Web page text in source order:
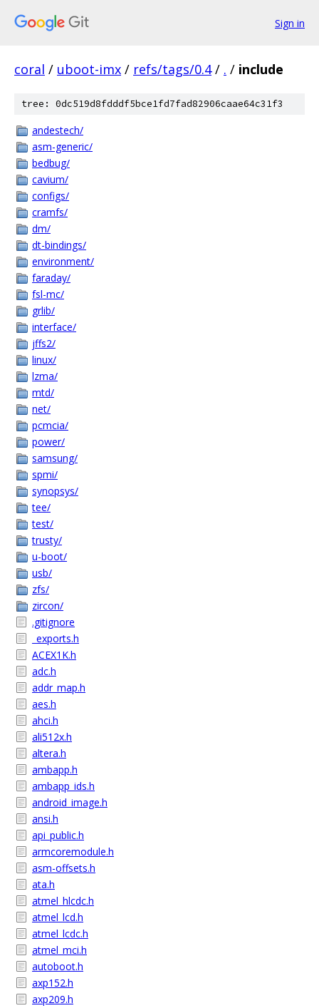
Sign in
coral / uboot-imx / refs/tags/0.4 / . / include
tree: 0dc519d8fdddf5bce1fd7fad82906caae64c31f3
andestech/
asm-generic/
bedbug/
cavium/
configs/
cramfs/
dm/
dt-bindings/
environment/
faraday/
fsl-mc/
grlib/
interface/
jffs2/
linux/
lzma/
mtd/
net/
pcmcia/
power/
samsung/
spmi/
synopsys/
tee/
test/
trusty/
u-boot/
usb/
zfs/
zircon/
.gitignore
_exports.h
ACEX1K.h
adc.h
addr_map.h
aes.h
ahci.h
ali512x.h
altera.h
ambapp.h
ambapp_ids.h
android_image.h
ansi.h
api_public.h
armcoremodule.h
asm-offsets.h
ata.h
atmel_hlcdc.h
atmel_lcd.h
atmel_lcdc.h
atmel_mci.h
autoboot.h
axp152.h
axp209.h